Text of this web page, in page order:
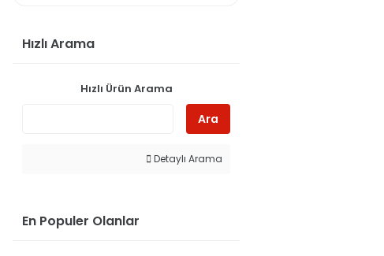
Hızlı Arama
Hızlı Ürün Arama
Ara
Detaylı Arama
En Populer Olanlar